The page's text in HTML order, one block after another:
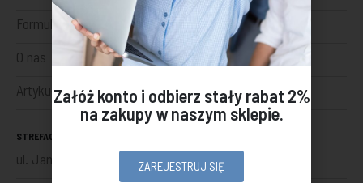
Formularz reklamacji
O nas
Artykuły
STREFACZYSTA SP Z O. O.
ul. Jana Kilińskiego 86
Załóż konto i odbierz stały rabat 2%
na zakupy w naszym sklepie.
ZAREJESTRUJ SIĘ